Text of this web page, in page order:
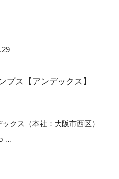
プス【アンデックス】
クス（本社：大阪市西区）
…